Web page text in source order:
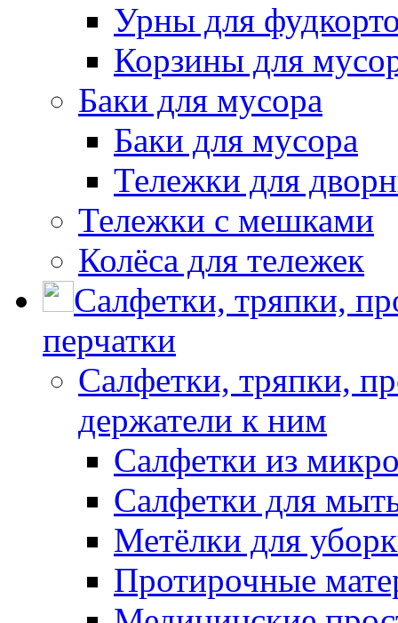
Урны для
Корзины для
Баки для мусора
Баки для мусора
Тележки для
Тележки с мешками
Колёса для тележек
Салфетки, тряпки,
перчатки
Салфетки, тряпки,
держатели к ним
Салфетки из
Салфетки для
Метёлки для
Протирочные